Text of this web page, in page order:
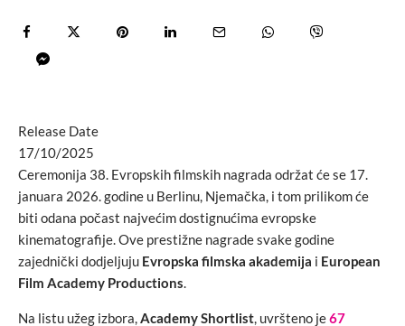
Release Date
17/10/2025
Ceremonija 38. Evropskih filmskih nagrada održat će se 17.
januara 2026. godine u Berlinu, Njemačka, i tom prilikom će
biti odana počast najvećim dostignućima evropske
kinematografije. Ove prestižne nagrade svake godine
zajednički dodjeljuju Evropska filmska akademija i European
Film Academy Productions.
Na listu užeg izbora,Academy Shortlist, uvršteno je67